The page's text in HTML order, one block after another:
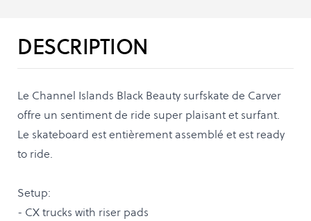
DESCRIPTION
Le Channel Islands Black Beauty surfskate de Carver
offre un sentiment de ride super plaisant et surfant.
Le skateboard est entièrement assemblé et est ready
to ride.
Setup:
- CX trucks with riser pads